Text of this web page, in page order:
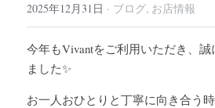
2025年12月31日 · ブログ, お店情報
今年もVivantをご利用いただき、
ました✨
お一人おひとりと丁寧に向き合う